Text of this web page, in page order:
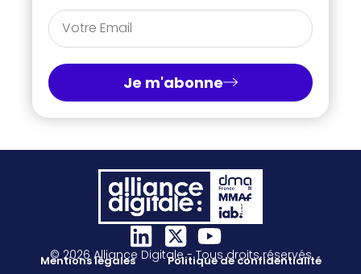
Je m'abonne
© 2026 Alliance Digitale - Tous droits réservés
Mentions légales Politique de confidentialité